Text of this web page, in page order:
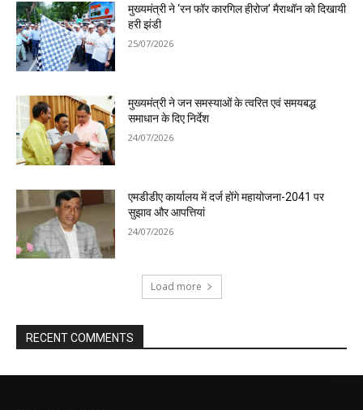
मुख्यमंत्री ने ‘रन फॉर कारगिल हीरोज’ मैराथॉन को दिखायी
हरी झंडी
25/07/2026
मुख्यमंत्री ने जन समस्याओं के त्वरित एवं समयबद्ध
समाधान के दिए निर्देश
24/07/2026
एमडीडीए कार्यालय में दर्ज होंगे महायोजना-2041 पर
सुझाव और आपत्तियां
24/07/2026
Load more
RECENT COMMENTS